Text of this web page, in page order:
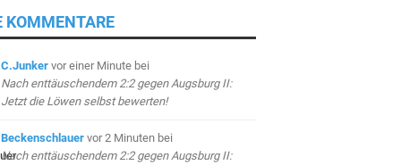
KOMMENTARE
C.Junker vor einer Minutebei
Nach enttäuschendem 2:2 gegen Augsburg II:
Jetzt die Löwen selbst bewerten!
Beckenschlauer vor 2 Minuten bei
Nach enttäuschendem 2:2 gegen Augsburg II: